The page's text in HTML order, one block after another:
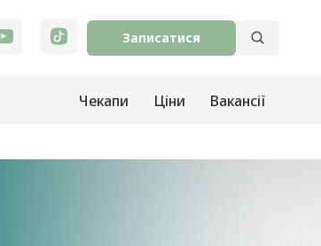
Записатися
Чекапи Ціни Вакансії